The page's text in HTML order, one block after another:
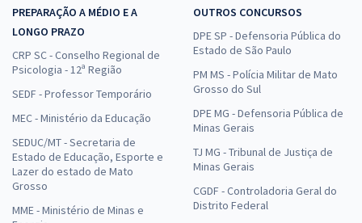
PREPARAÇÃO A MÉDIO E A
LONGO PRAZO
CRP SC - Conselho Regional de
Psicologia - 12ª Região
SEDF - Professor Temporário
MEC - Ministério da Educação
SEDUC/MT - Secretaria de
Estado de Educação, Esporte e
Lazer do estado de Mato
Grosso
MME - Ministério de Minas e
OUTROS CONCURSOS
DPE SP - Defensoria Pública do
Estado de São Paulo
PM MS - Polícia Militar de Mato
Grosso do Sul
DPE MG - Defensoria Pública de
Minas Gerais
TJ MG - Tribunal de Justiça de
Minas Gerais
CGDF - Controladoria Geral do
Distrito Federal